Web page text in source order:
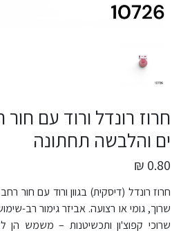
חרוז רונדל ורוד עם
ים והלבשה תחתונה
0.80 ₪
חרוז רונדל (דיסקית) בגוון ורוד עם
שרוך, גומי או רצועה. אביזר גימור רב-